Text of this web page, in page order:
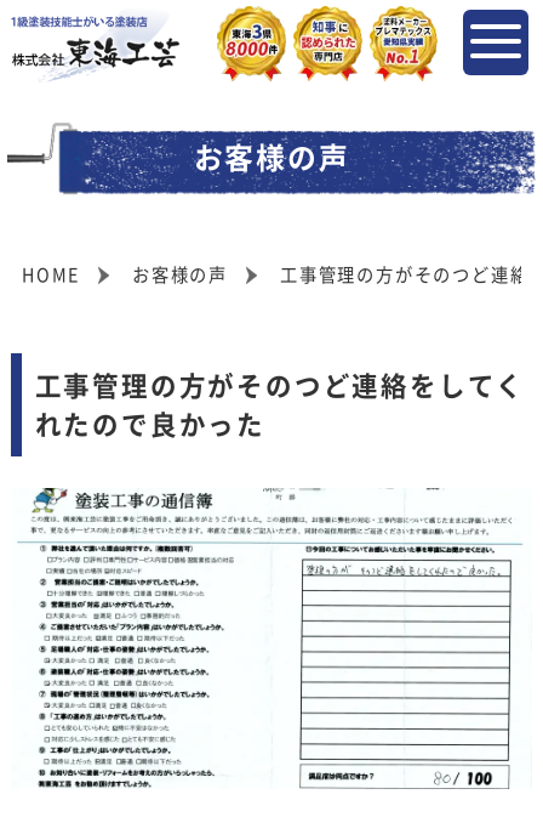
お客様の声
HOME お客様の声 工事管理の方がそのつど連絡
工事管理の方がそのつど連絡をしてく
れたので良かった